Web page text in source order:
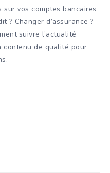
sur vos comptes bancaires
? Changer d’assurance ?
suivre l’actualité
contenu de qualité pour